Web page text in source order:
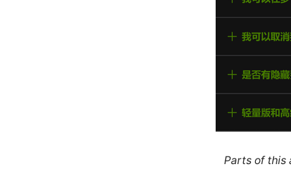
Parts of this